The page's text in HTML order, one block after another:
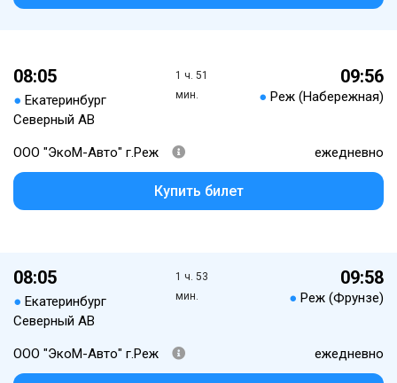
08:05
● Екатеринбург
Северный АВ
1 ч. 51
мин.
09:56
● Реж (Набережная)
ООО "ЭкоМ-Авто" г.Реж ежедневно
Купить билет
08:05
● Екатеринбург
Северный АВ
1 ч. 53
мин.
09:58
● Реж (Фрунзе)
ООО "ЭкоМ-Авто" г.Реж ежедневно